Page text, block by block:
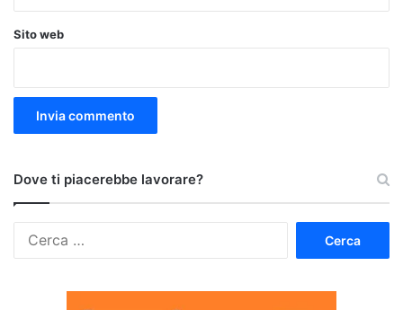
Sito web
Dove ti piacerebbe lavorare?